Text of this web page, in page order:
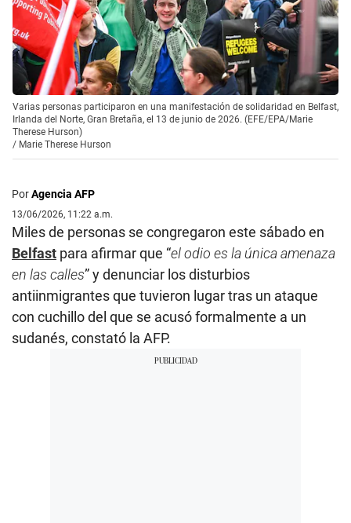
Varias personas participaron en una manifestación de solidaridad en Belfast,
Irlanda del Norte, Gran Bretaña, el 13 de junio de 2026. (EFE/EPA/Marie
Therese Hurson)
/ Marie Therese Hurson
PorAgencia AFP
13/06/2026, 11:22 a.m.
Miles de personas se congregaron este sábado en
Belfast para afirmar que “el odio es la única amenaza
en las calles” y denunciar los disturbios
antiinmigrantes que tuvieron lugar tras un ataque
con cuchillo del que se acusó formalmente a un
sudanés, constató la AFP.